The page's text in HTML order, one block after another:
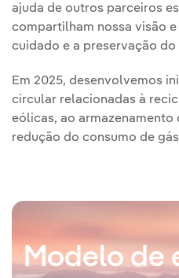
ajuda de outros parceiros
compartilham nossa visão
cuidado e a preservação do
Em 2025, desenvolvemos
circular relacionadas à
eólicas, ao
redução do consumo de
Modelo de